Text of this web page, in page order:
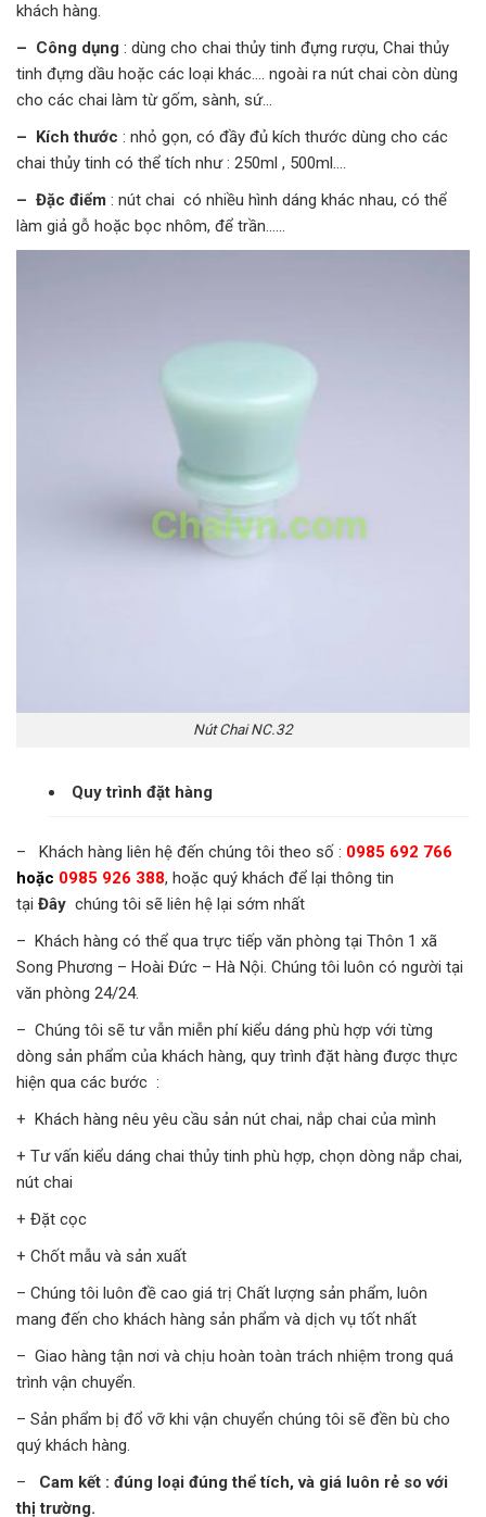
khách hàng.
– Công dụng : dùng cho chai thủy tinh đựng rượu, Chai thủy
tinh đựng dầu hoặc các loại khác…. ngoài ra nút chai còn dùng
cho các chai làm từ gốm, sành, sứ…
– Kích thước : nhỏ gọn, có đầy đủ kích thước dùng cho các
chai thủy tinh có thể tích như : 250ml , 500ml….
– Đặc điểm : nút chai có nhiều hình dáng khác nhau, có thể
làm giả gỗ hoặc bọc nhôm, để trần……
Nút Chai NC.32
Quy trình đặt hàng
– Khách hàng liên hệ đến chúng tôi theo số : 0985 692 766
hoặc 0985 926 388, hoặc quý khách để lại thông tin
tại Đây chúng tôi sẽ liên hệ lại sớm nhất
– Khách hàng có thể qua trực tiếp văn phòng tại Thôn 1 xã
Song Phương – Hoài Đức – Hà Nội. Chúng tôi luôn có người tại
văn phòng 24/24.
– Chúng tôi sẽ tư vẫn miễn phí kiểu dáng phù hợp với từng
dòng sản phẩm của khách hàng, quy trình đặt hàng được thực
hiện qua các bước :
+ Khách hàng nêu yêu cầu sản nút chai, nắp chai của mình
+ Tư vấn kiểu dáng chai thủy tinh phù hợp, chọn dòng nắp chai,
nút chai
+ Đặt cọc
+ Chốt mẫu và sản xuất
– Chúng tôi luôn đề cao giá trị Chất lượng sản phẩm, luôn
mang đến cho khách hàng sản phẩm và dịch vụ tốt nhất
– Giao hàng tận nơi và chịu hoàn toàn trách nhiệm trong quá
trình vận chuyển.
– Sản phẩm bị đổ vỡ khi vận chuyển chúng tôi sẽ đền bù cho
quý khách hàng.
–
Cam kết : đúng loại đúng thể tích, và giá luôn rẻ so với
thị trường.